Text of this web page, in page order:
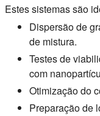
Estes sistemas são
Dispersão de
de mistura.
Testes de
com
Otimização do
Preparação de